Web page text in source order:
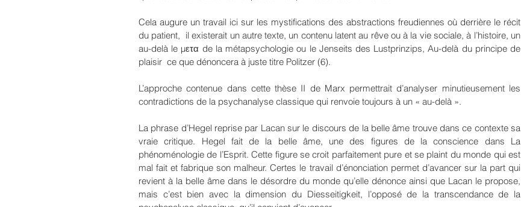
Cela augure un travail ici sur les mystifications des abstractions freudiennes où derrière le récit
du patient,  il existerait un autre texte, un contenu latent au rêve ou à la vie sociale, à l’histoire, un
au-delà le μετα de la métapsychologie ou le Jenseits des Lustprinzips, Au-delà du principe de
plaisir  ce que dénoncera à juste titre Politzer (6).
L’approche contenue dans cette thèse II de Marx permettrait d’analyser minutieusement les
contradictions de la psychanalyse classique qui renvoie toujours à un « au-delà ».
La phrase d’Hegel reprise par Lacan sur le discours de la belle âme trouve dans ce contexte sa
vraie critique. Hegel fait de la belle âme, une des figures de la conscience dans La
phénoménologie de l’Esprit. Cette figure se croit parfaitement pure et se plaint du monde qui est
mal fait et fabrique son malheur. Certes le travail d’énonciation permet d’avancer sur la part qui
revient à la belle âme dans le désordre du monde qu’elle dénonce ainsi que Lacan le propose,
mais c’est bien avec la dimension du Diesseitigkeit, l’opposé de la transcendance de la